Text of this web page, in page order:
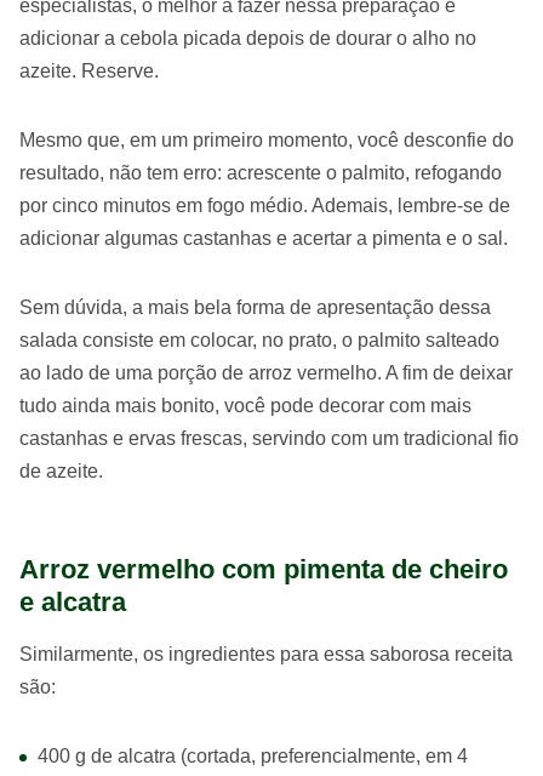
especialistas, o melhor a fazer nessa preparação é
adicionar a cebola picada depois de dourar o alho no
azeite. Reserve.
Mesmo que, em um primeiro momento, você desconfie do
resultado, não tem erro: acrescente o palmito, refogando
por cinco minutos em fogo médio. Ademais, lembre-se de
adicionar algumas castanhas e acertar a pimenta e o sal.
Sem dúvida, a mais bela forma de apresentação dessa
salada consiste em colocar, no prato, o palmito salteado
ao lado de uma porção de arroz vermelho. A fim de deixar
tudo ainda mais bonito, você pode decorar com mais
castanhas e ervas frescas, servindo com um tradicional fio
de azeite.
Arroz vermelho com pimenta de cheiro
e alcatra
Similarmente, os ingredientes para essa saborosa receita
são:
400 g de alcatra (cortada, preferencialmente, em 4